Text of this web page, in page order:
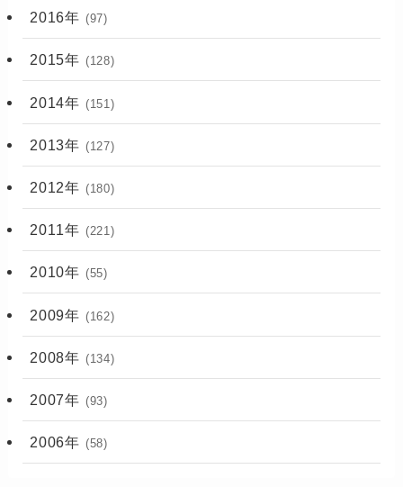
2016年 (97)
2015年 (128)
2014年 (151)
2013年 (127)
2012年 (180)
2011年 (221)
2010年 (55)
2009年 (162)
2008年 (134)
2007年 (93)
2006年 (58)